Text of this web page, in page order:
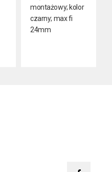
montażowy; kolor
czarny; max fi
24mm